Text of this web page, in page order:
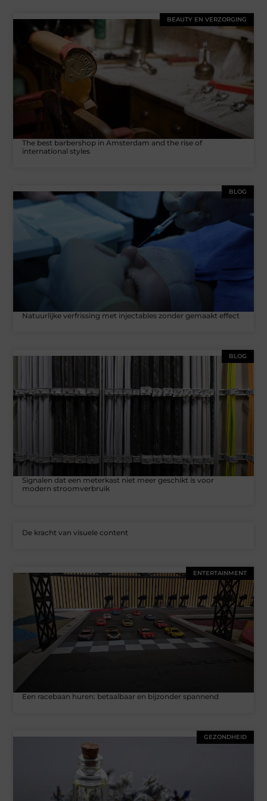
BEAUTY EN VERZORGING
The best barbershop in Amsterdam and the rise of
international styles
BLOG
Natuurlijke verfrissing met injectables zonder gemaakt effect
BLOG
Signalen dat een meterkast niet meer geschikt is voor
modern stroomverbruik
De kracht van visuele content
ENTERTAINMENT
Een racebaan huren: betaalbaar en bijzonder spannend
GEZONDHEID